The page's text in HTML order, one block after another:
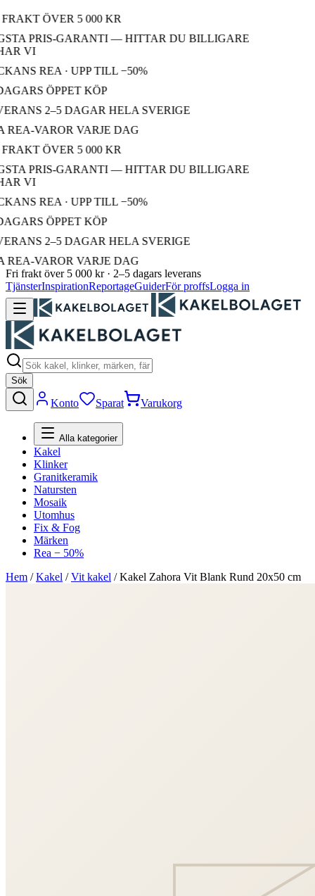
ÖVER 5 000 KR
PRIS-GARANTI — HITTAR DU BILLIGARE
VI
REA · UPP TILL −50%
ÖPPET KÖP
2–5 DAGAR HELA SVERIGE
VAROR VARJE DAG
ÖVER 5 000 KR
PRIS-GARANTI — HITTAR DU BILLIGARE
VI
REA · UPP TILL −50%
ÖPPET KÖP
2–5 DAGAR HELA SVERIGE
VAROR VARJE DAG
Fri frakt över 5 000 kr · 2–5 dagars leverans
TjänsterInspirationReportageGuiderFör proffsLogga in
Sök
Konto Sparat Varukorg
Alla kategorier
Kakel
Klinker
Granitkeramik
Natursten
Mosaik
Utomhus
Fix & Fog
Märken
Rea − 50%
Hem /Kakel /Vit kakel /Kakel Zahora Vit Blank Rund 20x50 cm